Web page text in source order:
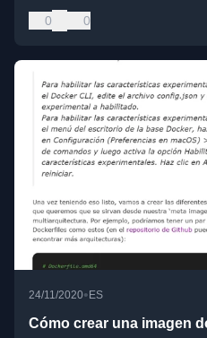
0 0
24/11/2020• ES
Cómo crear una imagen